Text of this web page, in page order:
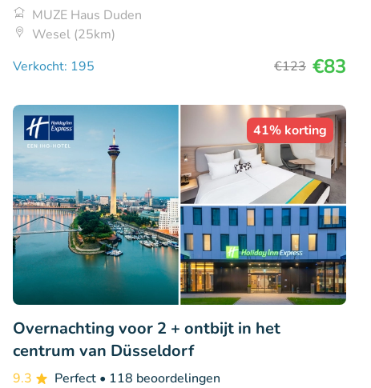
MUZE Haus Duden
Wesel (25km)
Verkocht: 195
€123 €83
41% korting
Overnachting voor 2 + ontbijt in het
centrum van Düsseldorf
9.3 Perfect • 118 beoordelingen